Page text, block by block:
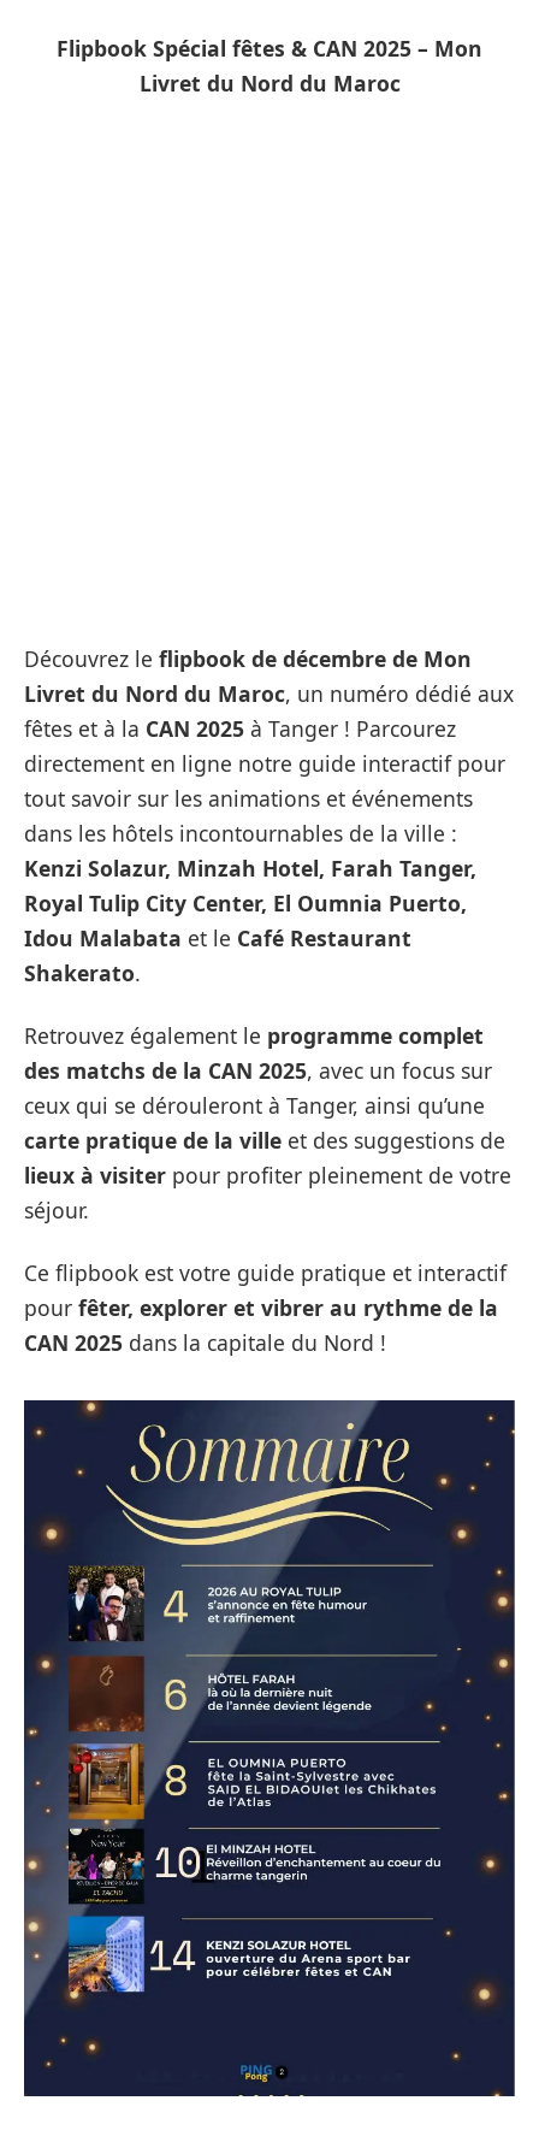
Flipbook Spécial fêtes & CAN 2025 – Mon
Livret du Nord du Maroc
Découvrez le flipbook de décembre de Mon
Livret du Nord du Maroc, un numéro dédié aux
fêtes et à la CAN 2025 à Tanger ! Parcourez
directement en ligne notre guide interactif pour
tout savoir sur les animations et événements
dans les hôtels incontournables de la ville :
Kenzi Solazur, Minzah Hotel, Farah Tanger,
Royal Tulip City Center, El Oumnia Puerto,
Idou Malabata et le Café Restaurant
Shakerato.
Retrouvez également le programme complet
des matchs de la CAN 2025, avec un focus sur
ceux qui se dérouleront à Tanger, ainsi qu’une
carte pratique de la ville et des suggestions de
lieux à visiter pour profiter pleinement de votre
séjour.
Ce flipbook est votre guide pratique et interactif
pour fêter, explorer et vibrer au rythme de la
CAN 2025 dans la capitale du Nord !